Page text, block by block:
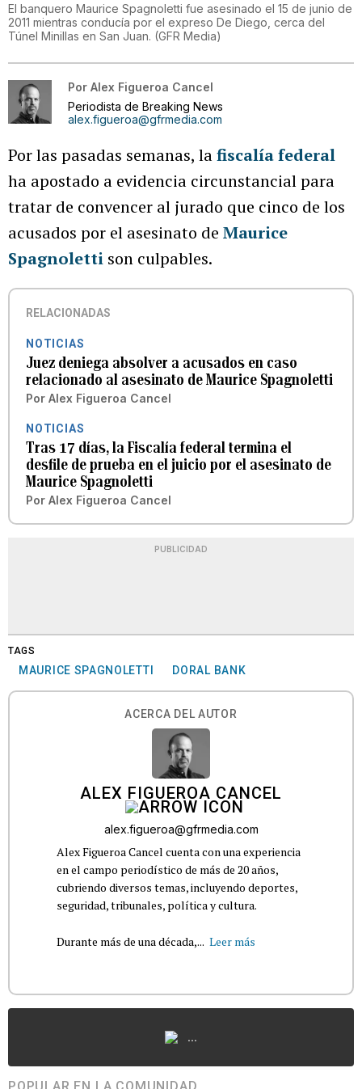
El banquero Maurice Spagnoletti fue asesinado el 15 de junio de
2011 mientras conducía por el expreso De Diego, cerca del
Túnel Minillas en San Juan. (GFR Media)
Por Alex Figueroa Cancel
Periodista de Breaking News
alex.figueroa@gfrmedia.com
Por las pasadas semanas, lafiscalía federal
ha apostado a evidencia circunstancial para
tratar de convencer al jurado que cinco de los
acusados por el asesinato de Maurice
Spagnoletti son culpables.
RELACIONADAS
NOTICIAS
Juez deniega absolver a acusados en caso
relacionado al asesinato de Maurice Spagnoletti
Por Alex Figueroa Cancel
NOTICIAS
Tras 17 días, la Fiscalía federal termina el
desfile de prueba en el juicio por el asesinato de
Maurice Spagnoletti
Por Alex Figueroa Cancel
PUBLICIDAD
TAGS
MAURICE SPAGNOLETTI DORAL BANK
ACERCA DEL AUTOR
ALEX FIGUEROA CANCEL
alex.figueroa@gfrmedia.com
Alex Figueroa Cancel cuenta con una experiencia
en el campo periodístico de más de 20 años,
cubriendo diversos temas, incluyendo deportes,
seguridad, tribunales, política y cultura.
Durante más de una década,... Leer más
...